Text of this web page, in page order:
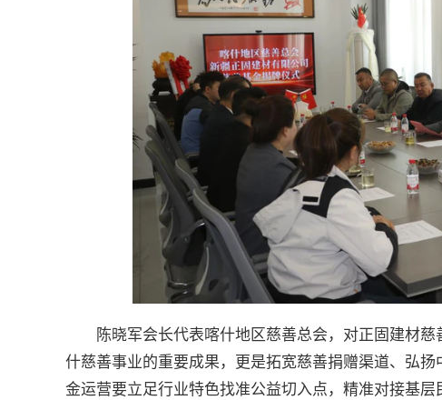
陈晓军会长代表喀什地区慈善总会，对正固建材
什慈善事业的重要成果，更是拓宽慈善捐赠渠道、弘
金运营要立足行业特色找准公益切入点，精准对接基